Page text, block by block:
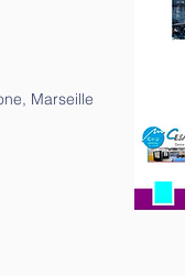
Marseille